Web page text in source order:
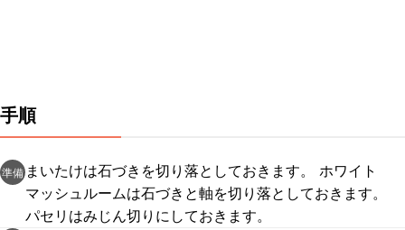
手順
準備 まいたけは石づきを切り落としておきます。 ホワイト
マッシュルームは石づきと軸を切り落としておきます。
パセリはみじん切りにしておきます。